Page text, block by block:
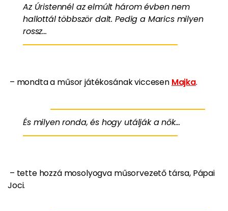
Az Úristennél az elmúlt három évben nem
hallottál többször dalt. Pedig a Marics milyen
rossz...
– mondta a műsor játékosának viccesen Majka.
És milyen ronda, és hogy utálják a nők...
– tette hozzá mosolyogva műsorvezető társa, Pápai
Joci.